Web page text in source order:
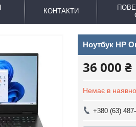
КОНТАКТИ
Ноутбук HP
36 000 ₴
Немає в
+380 (63)